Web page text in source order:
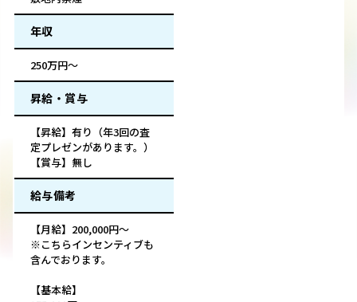
年収
250万円～
昇給・賞与
【昇給】有り（年3回の査
定プレゼンがあります。）
【賞与】無し
給与備考
【月給】200,000円～
※こちらインセンティブも
含んでおります。
【基本給】